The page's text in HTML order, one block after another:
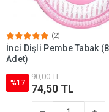
(2)
İnci Dişli Pembe Tabak (8
Adet)
%17
90,00 TL
74,50 TL